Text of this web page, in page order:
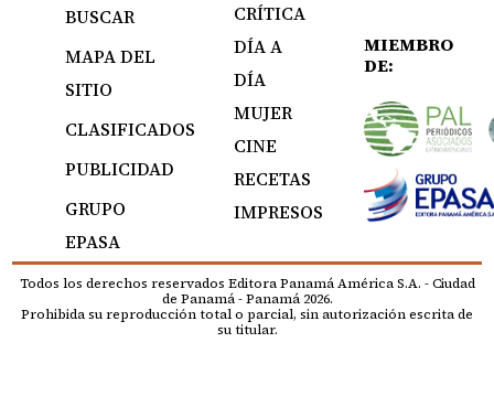
BUSCAR
MAPA DEL
SITIO
CLASIFICADOS
PUBLICIDAD
GRUPO
EPASA
CRÍTICA
DÍA A
DÍA
MUJER
CINE
RECETAS
IMPRESOS
MIEMBRO
DE:
Todos los derechos reservados Editora Panamá América S.A. - Ciudad
de Panamá - Panamá 2026.
Prohibida su reproducción total o parcial, sin autorización escrita de
su titular.